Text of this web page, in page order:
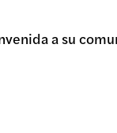
a su